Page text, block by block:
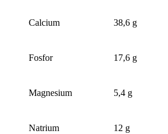
Calcium 38,6 g
Fosfor 17,6 g
Magnesium 5,4 g
Natrium 12 g